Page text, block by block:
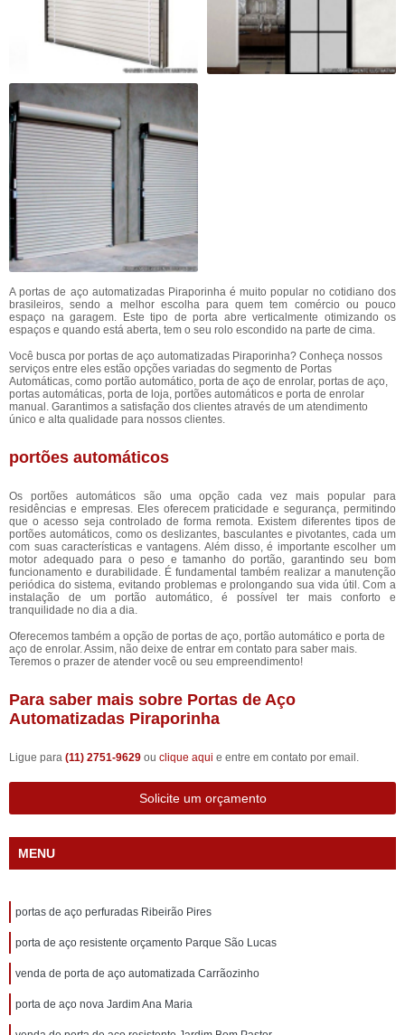
A portas de aço automatizadas Piraporinha é muito popular no cotidiano dos
brasileiros, sendo a melhor escolha para quem tem comércio ou pouco
espaço na garagem. Este tipo de porta abre verticalmente otimizando os
espaços e quando está aberta, tem o seu rolo escondido na parte de cima.
Você busca por portas de aço automatizadas Piraporinha? Conheça nossos
serviços entre eles estão opções variadas do segmento de Portas
Automáticas, como portão automático, porta de aço de enrolar, portas de aço,
portas automáticas, porta de loja, portões automáticos e porta de enrolar
manual. Garantimos a satisfação dos clientes através de um atendimento
único e alta qualidade para nossos clientes.
portões automáticos
Os portões automáticos são uma opção cada vez mais popular para
residências e empresas. Eles oferecem praticidade e segurança, permitindo
que o acesso seja controlado de forma remota. Existem diferentes tipos de
portões automáticos, como os deslizantes, basculantes e pivotantes, cada um
com suas características e vantagens. Além disso, é importante escolher um
motor adequado para o peso e tamanho do portão, garantindo seu bom
funcionamento e durabilidade. É fundamental também realizar a manutenção
periódica do sistema, evitando problemas e prolongando sua vida útil. Com a
instalação de um portão automático, é possível ter mais conforto e
tranquilidade no dia a dia.
Oferecemos também a opção de portas de aço, portão automático e porta de
aço de enrolar. Assim, não deixe de entrar em contato para saber mais.
Teremos o prazer de atender você ou seu empreendimento!
Para saber mais sobre Portas de Aço
Automatizadas Piraporinha
Ligue para (11) 2751-9629 ou clique aqui e entre em contato por email.
Solicite um orçamento
MENU
portas de aço perfuradas Ribeirão Pires
porta de aço resistente orçamento Parque São Lucas
venda de porta de aço automatizada Carrãozinho
porta de aço nova Jardim Ana Maria